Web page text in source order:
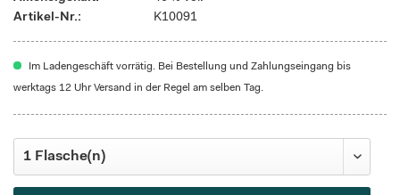
Artikel-Nr.:
K10091
Im Ladengeschäft vorrätig. Bei Bestellung und Zahlungseingang bis
werktags 12 Uhr Versand in der Regel am selben Tag.